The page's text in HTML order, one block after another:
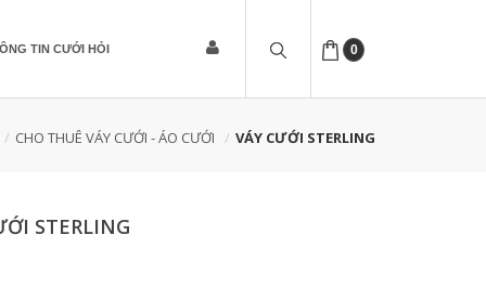
0
TIN CƯỚI HỎI
CHO THUÊ VÁY CƯỚI - ÁO CƯỚI VÁY CƯỚI STERLING
STERLING